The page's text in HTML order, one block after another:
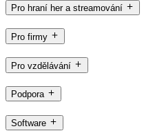
Pro hraní her a streamování
Pro firmy
Pro vzdělávání
Podpora
Software